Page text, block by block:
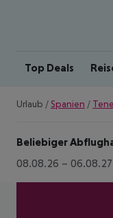
Top Deals
Urlaub / Spanien /
Beliebiger
08.08.26 – 06.08.27